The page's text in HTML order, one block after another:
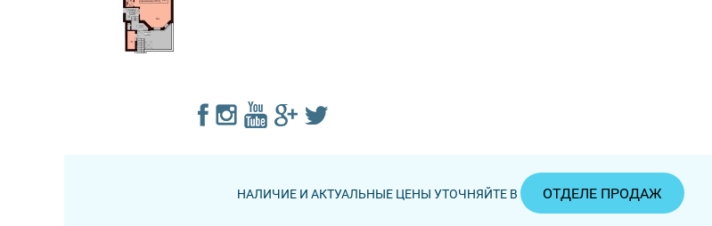
НАЛИЧИЕ И АКТУАЛЬНЫЕ ЦЕНЫ УТОЧНЯЙТЕ В ОТДЕЛЕ ПРОДАЖ